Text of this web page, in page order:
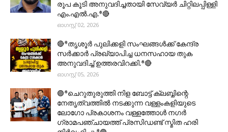
രൂപ കൂടി അനുവദിച്ചതായി സേവ്യർ ചിറ്റിലപ്പിള്ളി
എം.എൽ.എ.*🔴
ഓഗസ്റ്റ് 02, 2026
🔴*തൃശൂര്‍ പുലിക്കളി സംഘങ്ങള്‍ക്ക് കേന്ദ്ര
സര്‍ക്കാര്‍ പ്രഖ്യാപിച്ച ധനസഹായ തുക
അനുവദിച്ച് ഉത്തരവിറക്കി.*🔴
ഓഗസ്റ്റ് 05, 2026
🟣*ചെറുതുരുത്തി നിള ബോട്ട് ക്ലബ്ബിന്റെ
നേതൃത്വത്തിൽ നടക്കുന്ന വള്ളംകളിയുടെ
ലോഗോ പ്രകാശനം വള്ളത്തോൾ നഗർ
ഗ്രാമപഞ്ചായത്ത് പ്രസിഡണ്ട് സ്മിത ഹരി